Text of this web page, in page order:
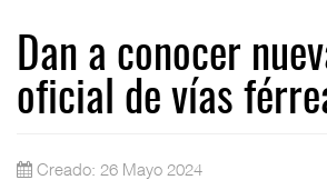
Dan a conocer
oficial de vías
Creado: 26 Mayo 2024